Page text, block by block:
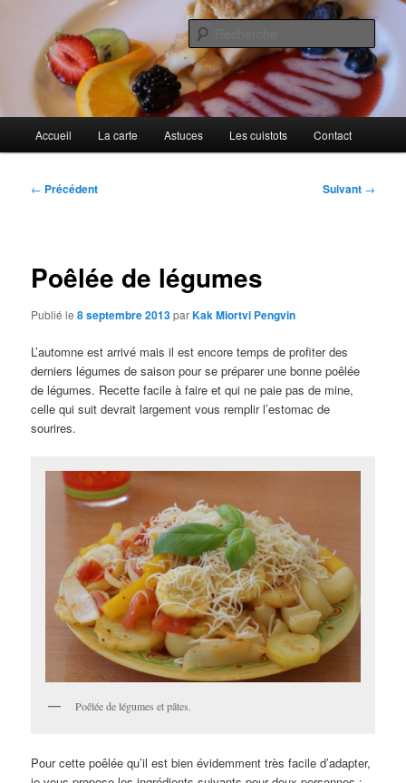
contenu
principalAu petit gargouillis
Cuisines d'internautes.
principal
Accueil La carte Astuces Les cuistots Contact
Navigation
← Précédent Suivant →
Poêlée de légumes
Publié le8 septembre 2013parKak Miortvi Pengvin
L’automne est arrivé mais il est encore temps de profiter des
derniers légumes de saison pour se préparer une bonne poêlée
de légumes. Recette facile à faire et qui ne paie pas de mine,
celle qui suit devrait largement vous remplir l’estomac de
sourires.
Poêlée de légumes et pâtes.
Pour cette poêlée qu’il est bien évidemment très facile d’adapter,